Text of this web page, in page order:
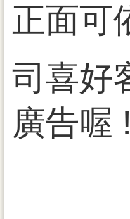
正面可
司 喜好
廣告喔 !